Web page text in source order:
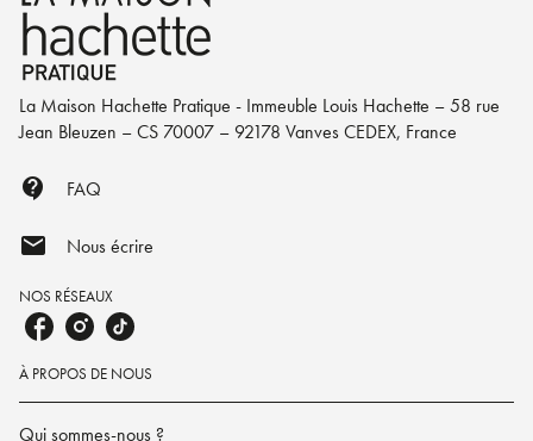
La Maison Hachette Pratique - Immeuble Louis Hachette – 58 rue
Jean Bleuzen – CS 70007 – 92178 Vanves CEDEX, France
contact_support FAQ
mail Nous écrire
NOS RÉSEAUX
À PROPOS DE NOUS
Qui sommes-nous ?